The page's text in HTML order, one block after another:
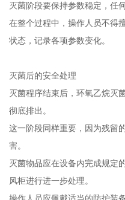
灭菌阶段要保持参数稳定，任
在整个过程中，操作人员不得
状态，记录各项参数变化。
灭菌后的安全处理
灭菌程序结束后，环氧乙烷灭
彻底排出。
这一阶段同样重要，因为残留
害。
灭菌物品应在设备内完成规定
风柜进行进一步处理。